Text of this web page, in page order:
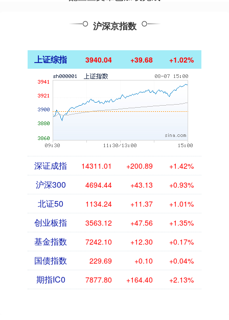
沪深京指数
上证综指 3940.04 +39.68 +1.02%
深证成指 14311.01 +200.89 +1.42%
沪深300 4694.44 +43.13 +0.93%
北证50 1134.24 +11.37 +1.01%
创业板指 3563.12 +47.56 +1.35%
基金指数 7242.10 +12.30 +0.17%
国债指数 229.69 +0.10 +0.04%
期指IC0 7877.80 +164.40 +2.13%